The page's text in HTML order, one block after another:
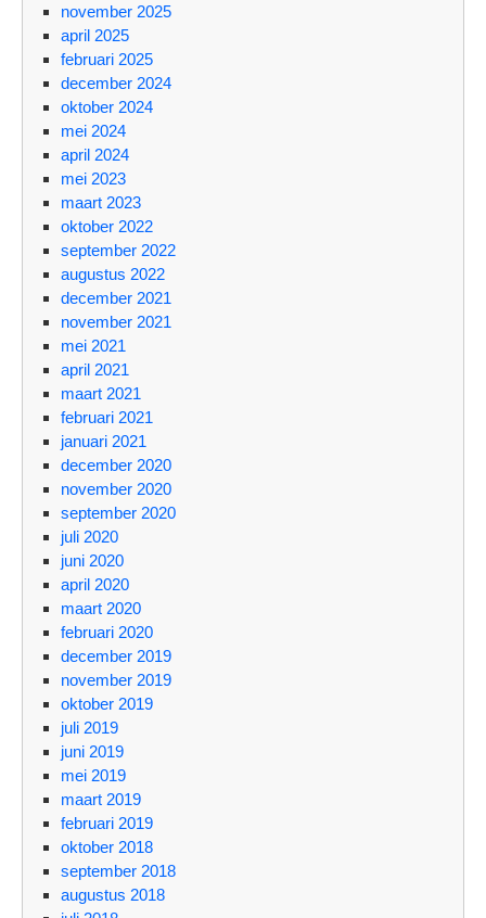
november 2025
april 2025
februari 2025
december 2024
oktober 2024
mei 2024
april 2024
mei 2023
maart 2023
oktober 2022
september 2022
augustus 2022
december 2021
november 2021
mei 2021
april 2021
maart 2021
februari 2021
januari 2021
december 2020
november 2020
september 2020
juli 2020
juni 2020
april 2020
maart 2020
februari 2020
december 2019
november 2019
oktober 2019
juli 2019
juni 2019
mei 2019
maart 2019
februari 2019
oktober 2018
september 2018
augustus 2018